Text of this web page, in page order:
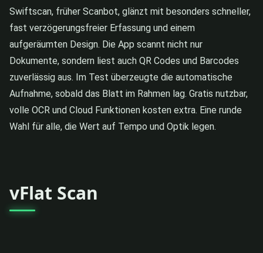
Swiftscan, früher Scanbot, glänzt mit besonders schneller,
fast verzögerungsfreier Erfassung und einem
aufgeräumten Design. Die App scannt nicht nur
Dokumente, sondern liest auch QR Codes und Barcodes
zuverlässig aus. Im Test überzeugte die automatische
Aufnahme, sobald das Blatt im Rahmen lag. Gratis nutzbar,
volle OCR und Cloud Funktionen kosten extra. Eine runde
Wahl für alle, die Wert auf Tempo und Optik legen.
vFlat Scan